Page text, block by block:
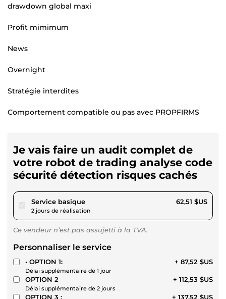
drawdown global maxi
Profit mimimum
News
Overnight
Stratégie interdites
Comportement compatible ou pas avec PROPFIRMS
Je vais faire un audit complet de
votre robot de trading analyse code
sécurité détection risques cachés
Service basiquepour 57,62 $US
2 jours de réalisation
62,51 $US
Ce vendeur n’est pas assujetti à la TVA.
Personnaliser le service
• OPTION 1:
Délai supplémentaire de 1 jour
+ 87,52 $US
OPTION 2
Délai supplémentaire de 2 jours
+ 112,53 $US
OPTION 3 : + 137,52 $US